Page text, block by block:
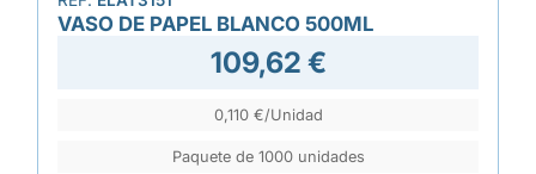
VASO DE PAPEL BLANCO 500ML
109,62 €
0,110 €/Unidad
Paquete de 1000 unidades